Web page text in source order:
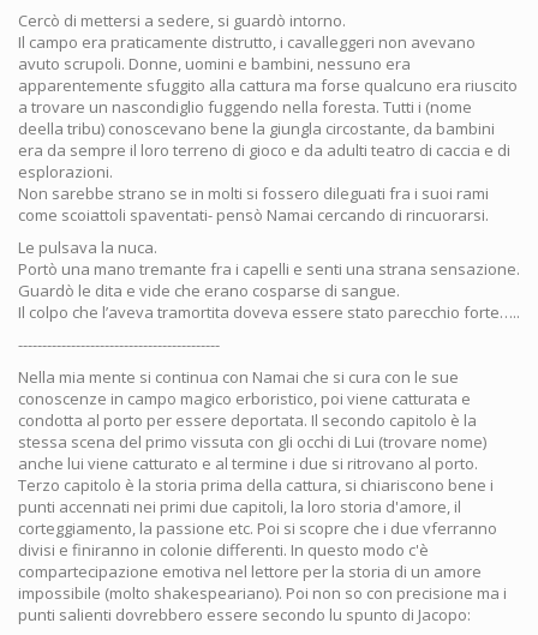
Cercò di mettersi a sedere, si guardò intorno.
Il campo era praticamente distrutto, i cavalleggeri non avevano
avuto scrupoli. Donne, uomini e bambini, nessuno era
apparentemente sfuggito alla cattura ma forse qualcuno era riuscito
a trovare un nascondiglio fuggendo nella foresta. Tutti i (nome
deella tribu) conoscevano bene la giungla circostante, da bambini
era da sempre il loro terreno di gioco e da adulti teatro di caccia e di
esplorazioni.
Non sarebbe strano se in molti si fossero dileguati fra i suoi rami
come scoiattoli spaventati- pensò Namai cercando di rincuorarsi.
Le pulsava la nuca.
Portò una mano tremante fra i capelli e senti una strana sensazione.
Guardò le dita e vide che erano cosparse di sangue.
Il colpo che l’aveva tramortita doveva essere stato parecchio forte…..
------------------------------------------
Nella mia mente si continua con Namai che si cura con le sue
conoscenze in campo magico erboristico, poi viene catturata e
condotta al porto per essere deportata. Il secondo capitolo è la
stessa scena del primo vissuta con gli occhi di Lui (trovare nome)
anche lui viene catturato e al termine i due si ritrovano al porto.
Terzo capitolo è la storia prima della cattura, si chiariscono bene i
punti accennati nei primi due capitoli, la loro storia d'amore, il
corteggiamento, la passione etc. Poi si scopre che i due vferranno
divisi e finiranno in colonie differenti. In questo modo c'è
compartecipazione emotiva nel lettore per la storia di un amore
impossibile (molto shakespeariano). Poi non so con precisione ma i
punti salienti dovrebbero essere secondo lu spunto di Jacopo: